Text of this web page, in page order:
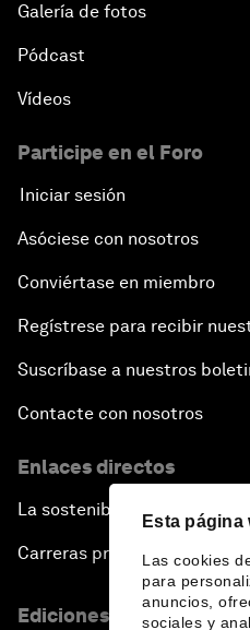
Esta
Las cookies
para
anuncios,
sociales y
Galería de fotos
Pódcast
Vídeos
Participe en el Foro
Iniciar sesión
Asóciese con nosotros
Conviértase en miembro
Regístrese para recibir
Suscríbase a nuestros
Contacte con nosotros
Enlaces directos
La sostenibilidad en el Foro
Carreras profesionales
Ediciones en otros